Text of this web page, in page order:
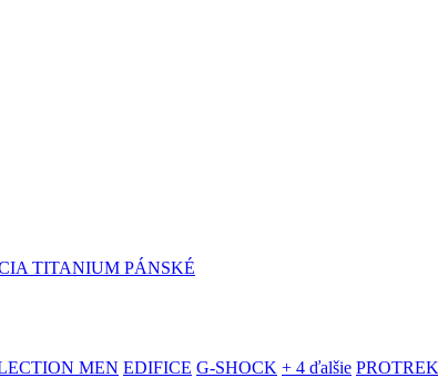
TITANIUM PÁNSKÉ
MEN EDIFICE G-SHOCK + 4 ďalšie PROTREK